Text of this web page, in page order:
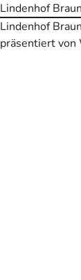
Lindenhof
Lindenhof
präsentiert von